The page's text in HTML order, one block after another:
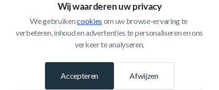
Wij waarderen uw privacy
We gebruiken cookies om uw browse-ervaring te
verbeteren, inhoud en advertenties te personaliseren en ons
verkeer te analyseren.
Afwijzen
Accepteren
Klantenservice